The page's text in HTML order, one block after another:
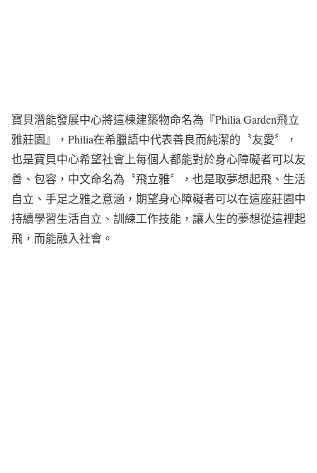
寶貝潛能發展中心將這棟建築物命名為『Philia Garden飛立
雅莊園』，Philia在希臘語中代表善良而純潔的〝友愛〞，
也是寶貝中心希望社會上每個人都能對於身心障礙者可以友
善、包容，中文命名為〝飛立雅〞，也是取夢想起飛、生活
自立、手足之雅之意涵，期望身心障礙者可以在這座莊園中
持續學習生活自立、訓練工作技能，讓人生的夢想從這裡起
飛，而能融入社會。